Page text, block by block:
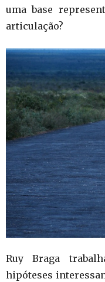
uma base
articulação?
Ruy Braga
hipóteses